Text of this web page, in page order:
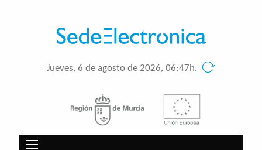
Jueves, 6 de agosto de 2026, 06:47h.